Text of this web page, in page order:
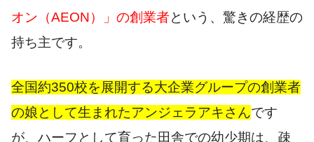
オン（AEON）」の創業者という、驚きの経歴の
持ち主です。
全国約350校を展開する大企業グループの創業者
の娘として生まれたアンジェラアキさんです
が、ハーフとして育った田舎での幼少期は、疎